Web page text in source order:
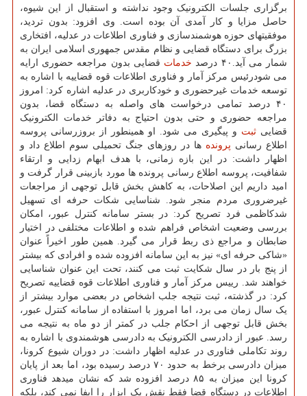
برگزاری جلسات الکترونیک وجود نداشته و استقبال از این شیوه،
حاصل مزایا و کار آمدی آن بوده است. وی افزود: بدون تردید،
موفقیتهای حوزه هوشمندسازی و فناوری اطلاعات در عدلیه، افتخاری
بزرگ برای دستگاه قضایی و نظام مقدس جمهوری اسلامی ایران به
شمار می آید.۴۰ درصد
خدمات قضایی بدون مراجعه حضوری ارایه
می شودرئیس مرکز آمار و فناوری اطلاعات قوه قضاییه با اشاره به
توسعه خدمات غیرحضوری و خودکاربری در عدلیه اشاره کرد: امروز
۴۰ درصد تمامی درخواست های واصله به دستگاه قضا، بدون
مراجعه حضوری و حتی بدون احتیاج به دفاتر خدمات الکترونیک
قضایی ثبت و پیگیری می شود. او همینطور از بروزرسانی پروسه
اطلاع رسانی پرونده ها در روزهای جنگ تحمیلی سوم اطلاع داد و
اظهار داشت: در این بازه زمانی، با هدف ابهام زدایی و ارتقاء
شفافیت، پروسه اطلاع رسانی پرونده ها مورد بازبینی قرار گرفت و
امید داریم این اصلاحات، به کاهش بخش قابل توجهی از مراجعات
غیرضروری مردم منجر شود. شناسایی شکات حرفه ای تسهیل
شدکاظمی فرد تصریح کرد: در بستر سامانه کنترل عبور، امکان
بررسی وضعیت اشخاص فراهم شده و اطلاعات مختلفی در اختیار
ضابطان و مراجع ذی ربط قرار می گیرد. همین طور اخیراً عنوان
«شاکی حرفه ای» نیز به این سامانه افزوده شده و افرادی که بیشتر
از پنج بار در سال شکایت ثبت می کنند، تحت این عنوان شناسایی
خواهند شد. رییس مرکز آمار و فناوری اطلاعات قوه قضاییه تصریح
کرد: در گذشته، ثبت نتیجه جلب اشخاص در بعضی موارد بیشتر از
یک سال زمان می برد، اما امروز با استفاده از سامانه کنترل عبور،
بخش قابل توجهی از احکام جلب در کمتر از دو ماه به نتیجه می
رسد. عبور از دادرسی الکترونیک به دادرسی هوشمندوی با اشاره به
روند تکاملی فناوری در عدلیه اظهار داشت: در دوران شیوع کرونا،
میزان دادرسی برخط به حدود ۷۰ درصد رسیده بود، اما بعد از پایان
کرونا این میزان به ۸۵ درصد افزوده شد که نشان میدهد فناوری
اطلاعات در دستگاه قضا فقط نقش یک ابزار را ایفا نمی کند، بلکه